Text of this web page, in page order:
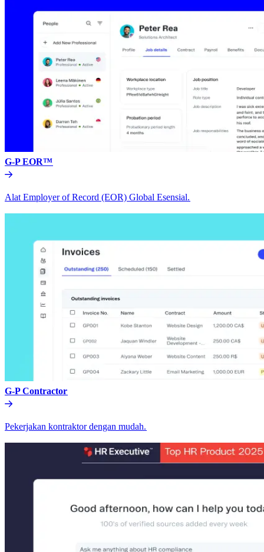
G-P EOR™​​
Alat Employer of Record (EOR) Global Esensial.​​
G-P Contractor​​
Pekerjakan kontraktor dengan mudah.​​